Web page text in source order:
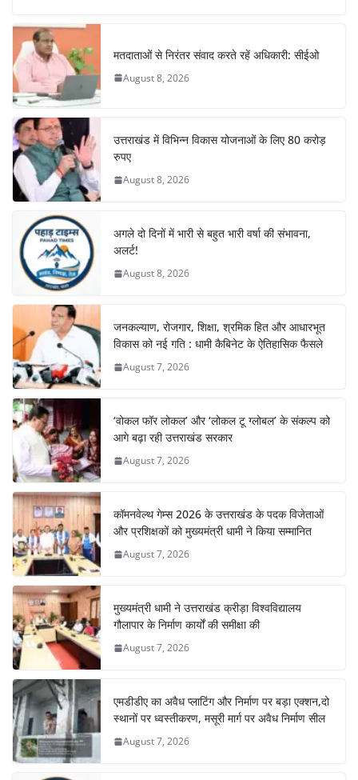
b
o
o
k
A
p
p
m n
मतदाताओं से निरंतर संवाद करते रहें अधिकारी: सीईओ
August 8, 2026
उत्तराखंड में विभिन्न विकास योजनाओं के लिए 80 करोड़
रुपए
August 8, 2026
अगले दो दिनों में भारी से बहुत भारी वर्षा की संभावना,
अलर्ट!
August 8, 2026
जनकल्याण, रोजगार, शिक्षा, श्रमिक हित और आधारभूत
विकास को नई गति : धामी कैबिनेट के ऐतिहासिक फैसले
August 7, 2026
‘वोकल फॉर लोकल’ और ‘लोकल टू ग्लोबल’ के संकल्प को
आगे बढ़ा रही उत्तराखंड सरकार
August 7, 2026
कॉमनवेल्थ गेम्स 2026 के उत्तराखंड के पदक विजेताओं
और प्रशिक्षकों को मुख्यमंत्री धामी ने किया सम्मानित
August 7, 2026
मुख्यमंत्री धामी ने उत्तराखंड क्रीड़ा विश्वविद्यालय
गौलापार के निर्माण कार्यों की समीक्षा की
August 7, 2026
एमडीडीए का अवैध प्लाटिंग और निर्माण पर बड़ा एक्शन,दो
स्थानों पर ध्वस्तीकरण, मसूरी मार्ग पर अवैध निर्माण सील
August 7, 2026